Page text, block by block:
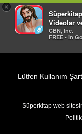
×
Videolar
CBN, Inc.
FREE - In
Lütfen Kullanım
Süperkitap web